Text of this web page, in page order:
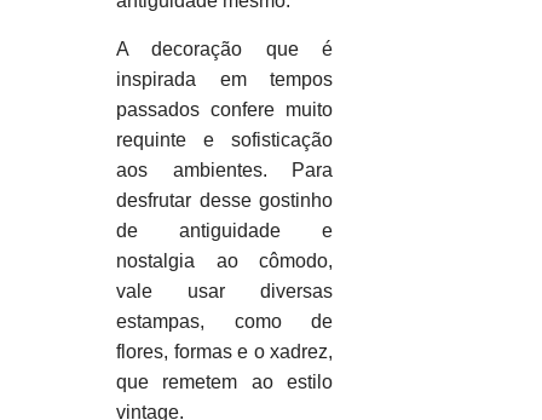
A decoração que é
inspirada em tempos
passados confere muito
requinte e sofisticação
aos ambientes. Para
desfrutar desse gostinho
de antiguidade e
nostalgia ao cômodo,
vale usar diversas
estampas, como de
flores, formas e o xadrez,
que remetem ao estilo
vintage.